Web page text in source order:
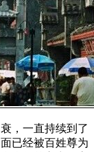
，一直持续到了
已经被百姓尊为